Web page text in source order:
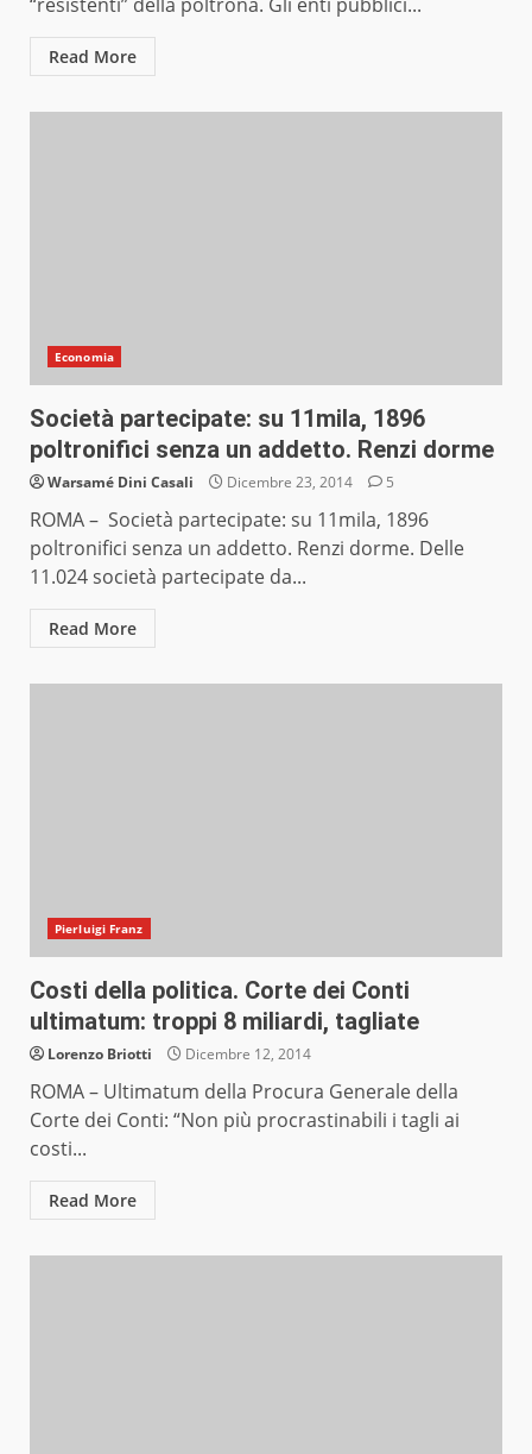
Read More
Economia
Società partecipate: su 11mila, 1896
poltronifici senza un addetto. Renzi dorme
Warsamé Dini Casali Dicembre 23, 2014 5
ROMA – Società partecipate: su 11mila, 1896
poltronifici senza un addetto. Renzi dorme. Delle
11.024 società partecipate da...
Read More
Pierluigi Franz
Costi della politica. Corte dei Conti
ultimatum: troppi 8 miliardi, tagliate
Lorenzo Briotti Dicembre 12, 2014
ROMA – Ultimatum della Procura Generale della
Corte dei Conti: “Non più procrastinabili i tagli ai
costi...
Read More